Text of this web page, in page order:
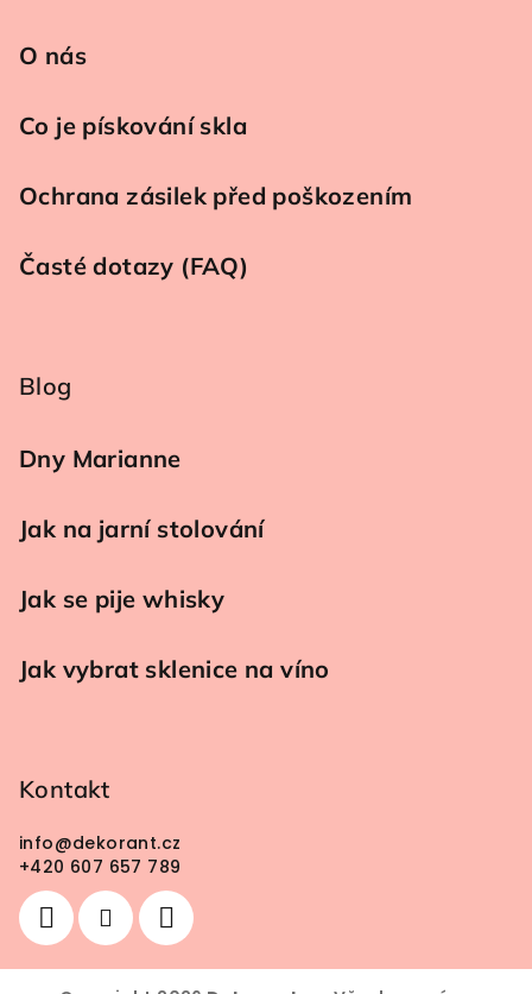
O nás
Co je pískování skla
Ochrana zásilek před poškozením
Časté dotazy (FAQ)
Blog
Dny Marianne
Jak na jarní stolování
Jak se pije whisky
Jak vybrat sklenice na víno
Kontakt
info@dekorant.cz
+420 607 657 789